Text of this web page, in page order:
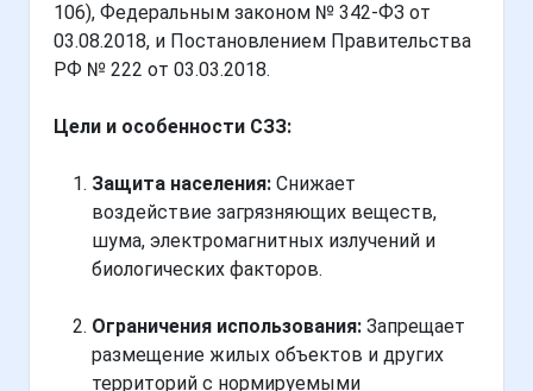
106), Федеральным законом № 342-ФЗ от
03.08.2018, и Постановлением Правительства
РФ № 222 от 03.03.2018.
Цели и особенности СЗЗ:
Защита населения: Снижает
воздействие загрязняющих веществ,
шума, электромагнитных излучений и
биологических факторов.
Ограничения использования: Запрещает
размещение жилых объектов и других
территорий с нормируемыми